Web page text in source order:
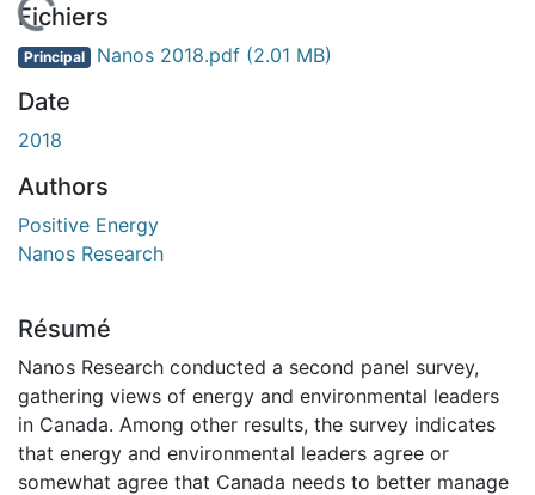
En cours de chargement...
Fichiers
Principal Nanos 2018.pdf (2.01 MB)
Date
2018
Authors
Positive Energy
Nanos Research
Résumé
Nanos Research conducted a second panel survey,
gathering views of energy and environmental leaders
in Canada. Among other results, the survey indicates
that energy and environmental leaders agree or
somewhat agree that Canada needs to better manage